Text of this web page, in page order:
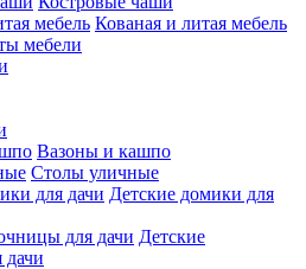
Кованая и литая мебель
мебели
Вазоны и кашпо
Столы уличные
Детские домики для
Детские
дачи